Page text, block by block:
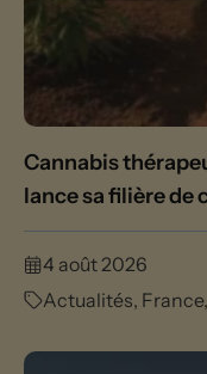
Cannabis
lance sa filière de
4 août 2026
Actualités, France,